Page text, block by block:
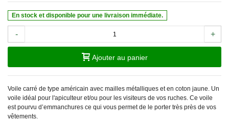
En stock et disponible pour une livraison immédiate.
- +
Ajouter au panier
Voile carré de type américain avec mailles métalliques et en coton jaune. Un
voile idéal pour l'apiculteur et/ou pour les visiteurs de vos ruches. Ce voile
est pourvu d’emmanchures ce qui vous permet de le porter très près de vos
vêtements.